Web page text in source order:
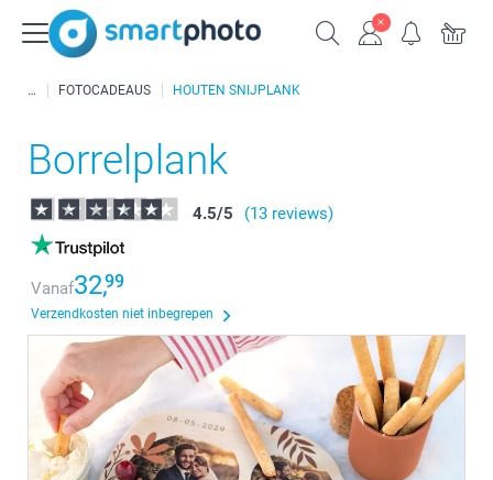
FOTOCADEAUS HOUTEN SNIJPLANK
Borrelplank
4.5/5 (13 reviews)
Vanaf32,99
Verzendkosten niet inbegrepen